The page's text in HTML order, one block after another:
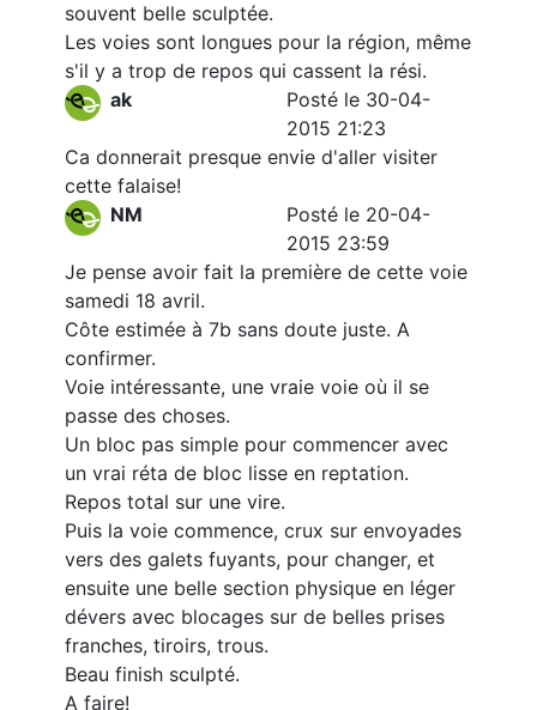
souvent belle sculptée.
Les voies sont longues pour la région, même
s'il y a trop de repos qui cassent la rési.
ak
Posté le 30-04-
2015 21:23
Ca donnerait presque envie d'aller visiter
cette falaise!
NM
Posté le 20-04-
2015 23:59
Je pense avoir fait la première de cette voie
samedi 18 avril.
Côte estimée à 7b sans doute juste. A
confirmer.
Voie intéressante, une vraie voie où il se
passe des choses.
Un bloc pas simple pour commencer avec
un vrai réta de bloc lisse en reptation.
Repos total sur une vire.
Puis la voie commence, crux sur envoyades
vers des galets fuyants, pour changer, et
ensuite une belle section physique en léger
dévers avec blocages sur de belles prises
franches, tiroirs, trous.
Beau finish sculpté.
A faire!